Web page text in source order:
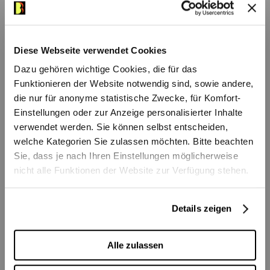
Diese Webseite verwendet Cookies
Dazu gehören wichtige Cookies, die für das
Funktionieren der Website notwendig sind, sowie andere,
die nur für anonyme statistische Zwecke, für Komfort-
Einstellungen oder zur Anzeige personalisierter Inhalte
verwendet werden. Sie können selbst entscheiden,
welche Kategorien Sie zulassen möchten. Bitte beachten
Sie, dass je nach Ihren Einstellungen möglicherweise
nicht alle Funktionen der Website zur Verfügung stehen.
Details zeigen
Alle zulassen
Stunden, in denen ein Tag in den nächsten
fünfte Symphonie von Ralph Vaughan
Williams 1943 in der Londoner Royal Albert
Hall ihre Uraufführung. Der Pfarrerssohn
hatte u. a. bei Max Bruch und Maurice Ravel
studiert und in der Rückbesinnung auf
englische Volkslieder schliesslich seine
ganz eigene musikalische Sprache
gefunden. Mit seiner fünften Symphonie
Zweiten Weltkrieg ein zutiefst spirituelles
Werk – als Zeichen der Hoffnung in der
Dunkelheit. Am Pult steht der Co-
Operndirektor und Chefdirigent der Oper
gefallen